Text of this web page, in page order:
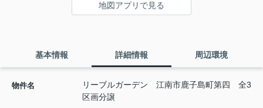
地図アプリで見る
基本情報 詳細情報 周辺環境
物件名
リーブルガーデン 江南市鹿子島町第四 全3
区画分譲